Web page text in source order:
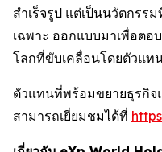
สำเร็จรูป แต่เป็นนวัตกรร
เฉพาะ ออกแบบมาเพื่อตอ
โลกที่ขับเคลื่อนโดยตัวแท
ตัวแทนที่พร้อมขยายธุรกิจ
สามารถเยี่ยมชมได้ที่